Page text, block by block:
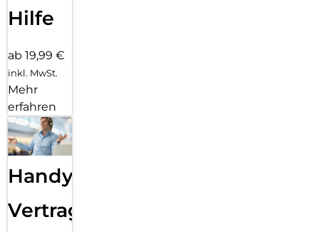
Hilfe
ab 19,99 €
inkl. MwSt.
Mehr
erfahren
Handy
Vertragsabwicklung